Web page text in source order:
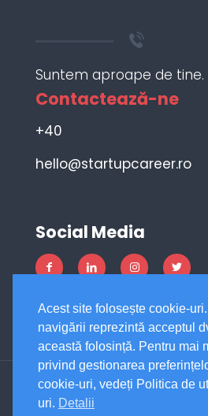
Suntem aproape de tine.
Contactează-ne
+40
hello@startupcareer.ro
Social Media
Acest site folosește cookie-
navigării reprezintă acceptul
această folosință. Pentru mai
privind gestionarea
cookie-uri, vedeți Politica de
uri. Detalii